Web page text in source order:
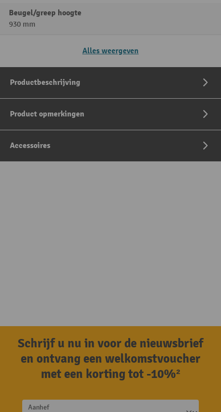
Beugel/greep hoogte
930 mm
Alles weergeven
Productbeschrijving
Product opmerkingen
Accessoires
Schrijf u nu in voor de nieuwsbrief
en ontvang een welkomstvoucher
met een korting tot -10%²
Aanhef